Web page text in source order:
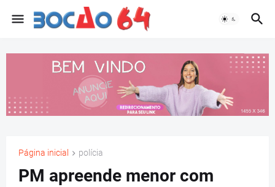
Página inicial polícia
PM apreende menor com